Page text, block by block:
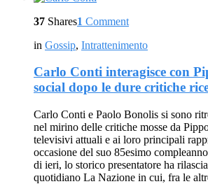
37 Shares1 Comment
in Gossip, Intrattenimento
Carlo Conti interagisce con
social dopo le dure critiche
Carlo Conti e Paolo Bonolis si sono
nel mirino delle critiche mosse da
televisivi attuali e ai loro principali
occasione del suo 85esimo
di ieri, lo storico presentatore ha
quotidiano La Nazione in cui, fra le